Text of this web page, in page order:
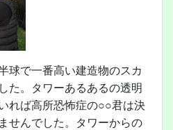
球で一番高い建造物のスカ
た。タワーあるあるの透明
れば高所恐怖症の○○君は決
せんでした。タワーからの